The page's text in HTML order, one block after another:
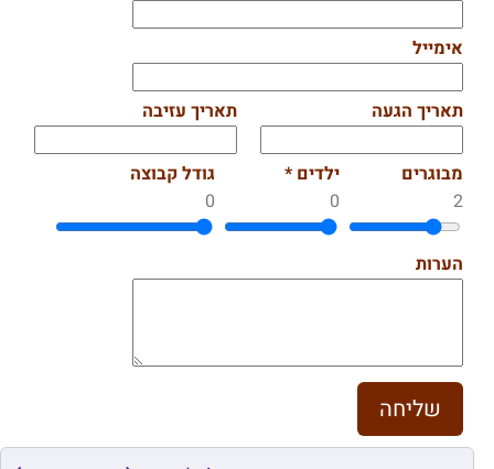
אימייל
תאריך הגעה תאריך עזיבה
מבוגרים
2
ילדים *
0
גודל קבוצה
0
הערות